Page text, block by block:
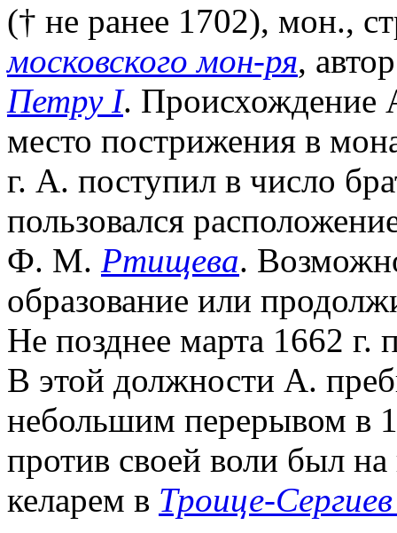
(† не ранее 1702), мон.,
московского мон-ря,
Петру I. Происхождение
место пострижения в
г. А. поступил в число
пользовался
Ф. М. Ртищева.
образование или
Не позднее марта 1662 г.
В этой должности A.
небольшим перерывом в
против своей воли был
келарем в Троице-